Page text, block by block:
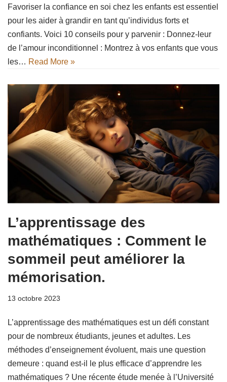
Favoriser la confiance en soi chez les enfants est essentiel
pour les aider à grandir en tant qu’individus forts et
confiants. Voici 10 conseils pour y parvenir : Donnez-leur
de l’amour inconditionnel : Montrez à vos enfants que vous
les… Read More »
L’apprentissage des
mathématiques : Comment le
sommeil peut améliorer la
mémorisation.
13 octobre 2023
L’apprentissage des mathématiques est un défi constant
pour de nombreux étudiants, jeunes et adultes. Les
méthodes d’enseignement évoluent, mais une question
demeure : quand est-il le plus efficace d’apprendre les
mathématiques ? Une récente étude menée à l’Université